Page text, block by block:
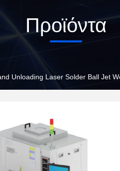
Προϊόντα
Unloading Laser Solder Ball Jet